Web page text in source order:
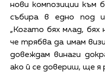
нови композиции към
събира в едно под
„Когато бях млад,
че трябва да имам
довеждам винаги
ако й се довериш, ще я